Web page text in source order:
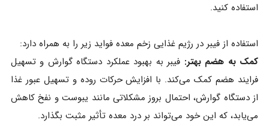
استفاده کنید.
استفاده از فیبر در رژیم غذایی زخم معده فواید زیر را به همراه دارد:
کمک به هضم بهتر: فیبر به بهبود عملکرد دستگاه گوارش و تسهیل
فرایند هضم کمک می‌کند. با افزایش حرکات روده و تسهیل عبور غذا
از دستگاه گوارش، احتمال بروز مشکلاتی مانند یبوست و نفخ کاهش
می‌یابد، که این خود می‌تواند بر درد معده تأثیر مثبت بگذارد.